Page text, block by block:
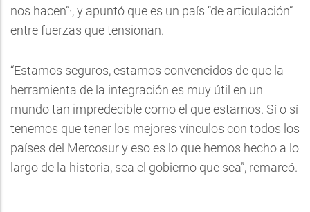
nos hacen”·, y apuntó que es un país “de articulación”
entre fuerzas que tensionan.
“Estamos seguros, estamos convencidos de que la
herramienta de la integración es muy útil en un
mundo tan impredecible como el que estamos. Sí o sí
tenemos que tener los mejores vínculos con todos los
países del Mercosur y eso es lo que hemos hecho a lo
largo de la historia, sea el gobierno que sea”, remarcó.